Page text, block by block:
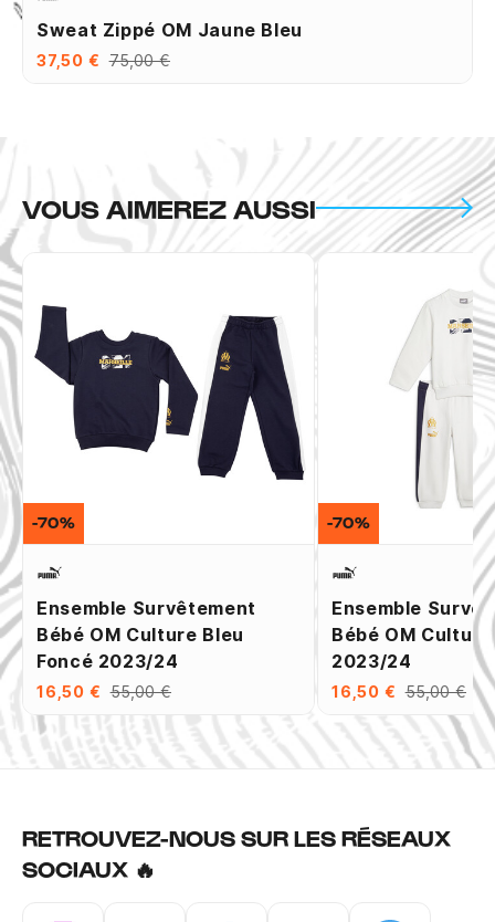
Sweat Zippé OM Jaune Bleu
37,50 € 75,00 €
VOUS AIMEREZ AUSSI
Ensemble Survêtement
Bébé OM Culture Bleu
Foncé 2023/24
16,50 € 55,00 €
-70%
Ensemble
Bébé OM
2023/24
16,50 € 55,00 €
-70%
RETROUVEZ-NOUS SUR LES RÉSEAUX
SOCIAUX 🔥